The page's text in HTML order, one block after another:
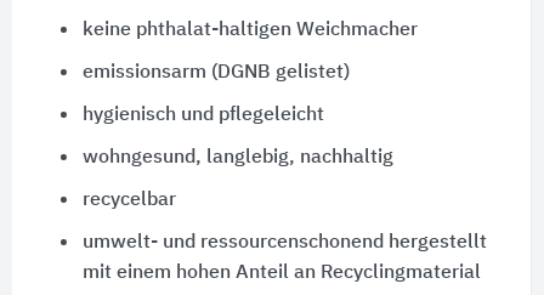
keine phthalat-haltigen Weichmacher
emissionsarm (DGNB gelistet)
hygienisch und pflegeleicht
wohngesund, langlebig, nachhaltig
recycelbar
umwelt- und ressourcenschonend hergestellt
mit einem hohen Anteil an Recyclingmaterial